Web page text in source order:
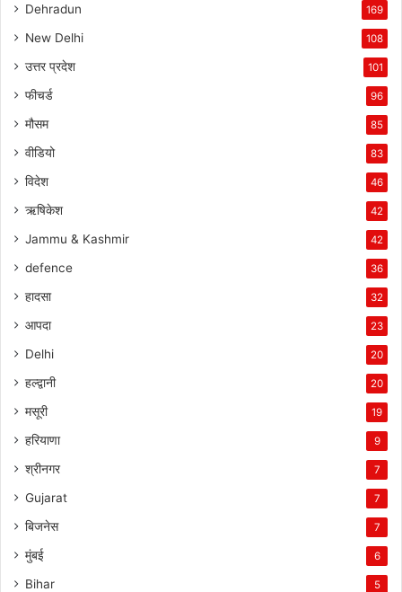
Dehradun 169
New Delhi 108
उत्तर प्रदेश 101
फीचर्ड 96
मौसम 85
वीडियो 83
विदेश 46
ऋषिकेश 42
Jammu & Kashmir 42
defence 36
हादसा 32
आपदा 23
Delhi 20
हल्द्वानी 20
मसूरी 19
हरियाणा 9
श्रीनगर 7
Gujarat 7
बिजनेस 7
मुंबई 6
Bihar 5